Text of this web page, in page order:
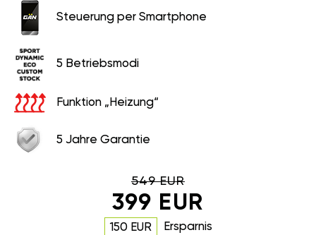
Steuerung per Smartphone
5 Betriebsmodi
Funktion „Heizung“
5 Jahre Garantie
549 EUR
399 EUR
150 EUR Ersparnis